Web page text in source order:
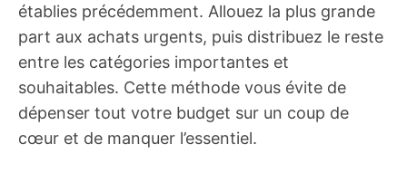
établies précédemment. Allouez la plus grande
part aux achats urgents, puis distribuez le reste
entre les catégories importantes et
souhaitables. Cette méthode vous évite de
dépenser tout votre budget sur un coup de
cœur et de manquer l’essentiel.